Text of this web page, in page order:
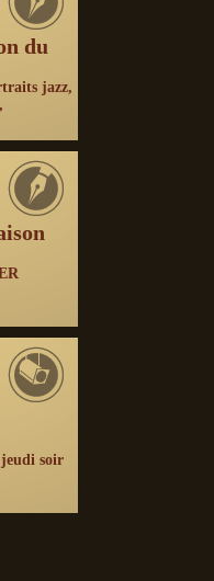
du
jazz,
jeudi soir